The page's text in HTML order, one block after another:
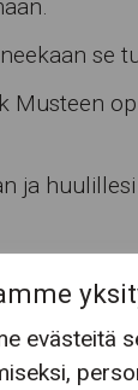
evästeitä
se
Musteen
ja
tiedot